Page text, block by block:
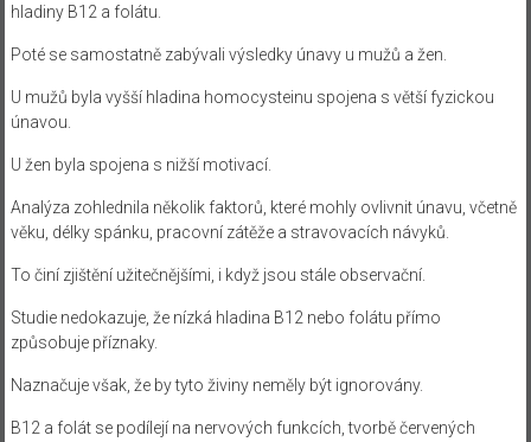
hladiny B12 a folátu.
Poté se samostatně zabývali výsledky únavy u mužů a žen.
U mužů byla vyšší hladina homocysteinu spojena s větší fyzickou
únavou.
U žen byla spojena s nižší motivací.
Analýza zohlednila několik faktorů, které mohly ovlivnit únavu, včetně
věku, délky spánku, pracovní zátěže a stravovacích návyků.
To činí zjištění užitečnějšími, i když jsou stále observační.
Studie nedokazuje, že nízká hladina B12 nebo folátu přímo
způsobuje příznaky.
Naznačuje však, že by tyto živiny neměly být ignorovány.
B12 a folát se podílejí na nervových funkcích, tvorbě červených